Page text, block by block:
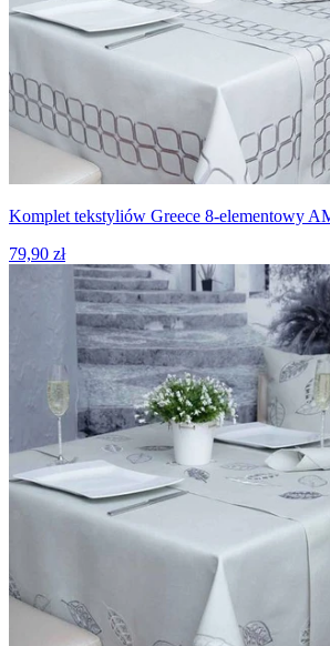
Komplet tekstyliów Greece 8-elementowy
79,90 zł